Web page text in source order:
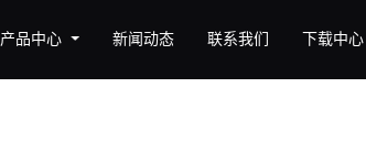
产品中心 新闻动态 联系我们 下载中心